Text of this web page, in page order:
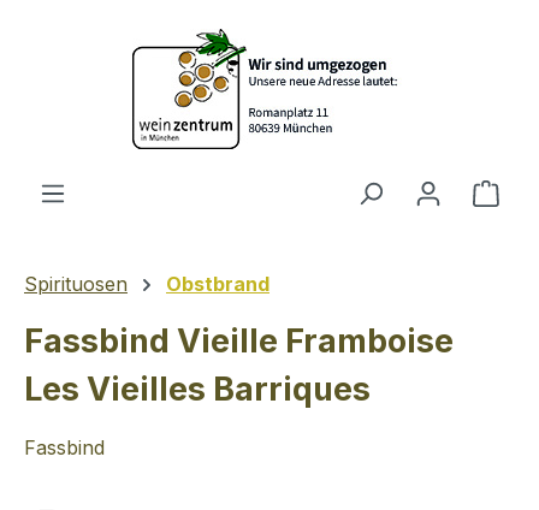
Zum Hauptinhalt springen
Spirituosen Obstbrand
Fassbind Vieille Framboise
Les Vieilles Barriques
Fassbind